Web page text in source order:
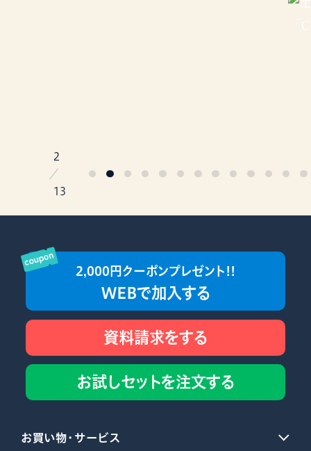
2
／
13
2,000円クーポンプレゼント!!
WEBで加入する
資料請求をする
お試しセットを注文する
お買い物・サービス